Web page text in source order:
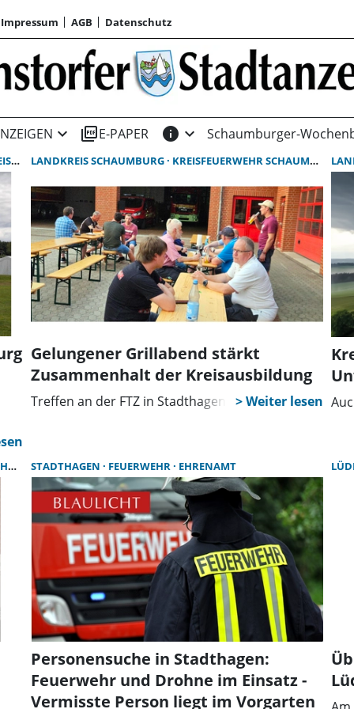
Impressum AGB Datenschutz
expand_more picture_as_pdfE-PAPER info expand_more Schaumburger-
LANDKREIS SCHAUMBURG KREISFEUERWEHR SCHAUMBURG
Gelungener Grillabend stärkt
Zusammenhalt der Kreisausbildung
Treffen an der FTZ in Stadthagen
STADTHAGEN FEUERWEHR EHRENAMT
Personensuche in Stadthagen:
Feuerwehr und Drohne im Einsatz -
Vermisste Person liegt im Vorgarten